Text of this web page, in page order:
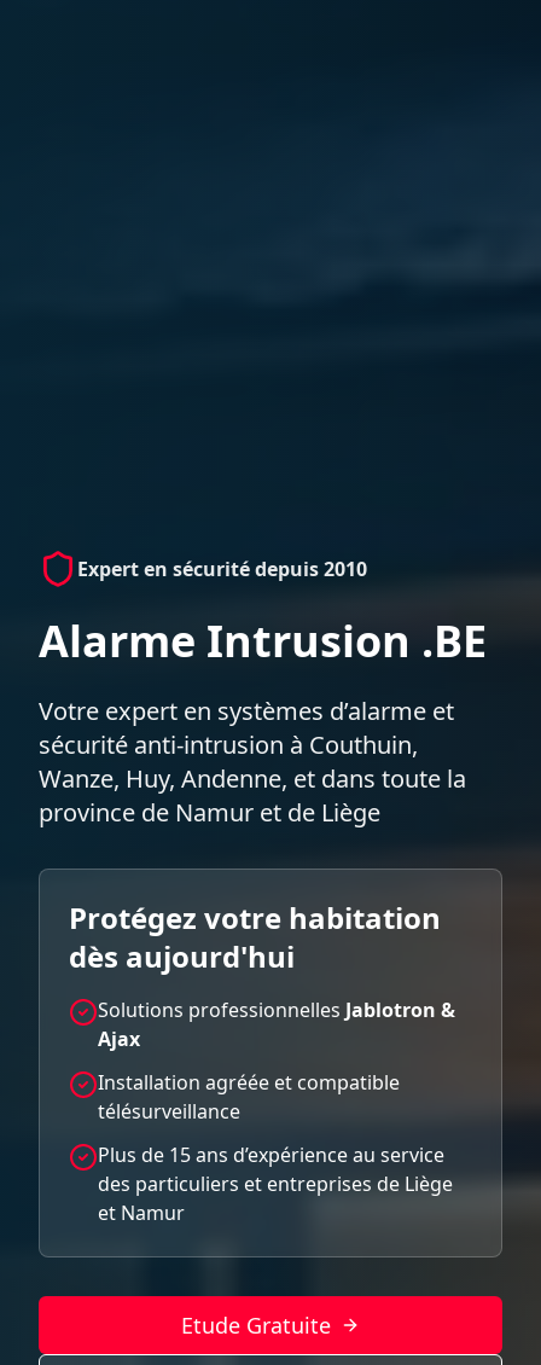
Expert en sécurité depuis 2010
Alarme Intrusion .BE
Votre expert en systèmes d’alarme et
sécurité anti-intrusion à Couthuin,
Wanze, Huy, Andenne, et dans toute la
province de Namur et de Liège
Protégez votre habitation
dès aujourd'hui
Solutions professionnelles Jablotron &
Ajax
Installation agréée et compatible
télésurveillance
Plus de 15 ans d’expérience au service
des particuliers et entreprises de Liège
et Namur
Etude Gratuite